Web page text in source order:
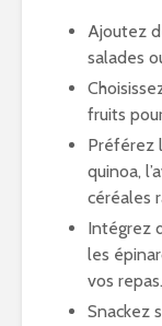
Ajoutez
salades
fruits
Préférez
quinoa,
céréales
Intégrez
les
vos repas.
Snackez